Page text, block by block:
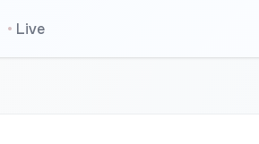
• Live